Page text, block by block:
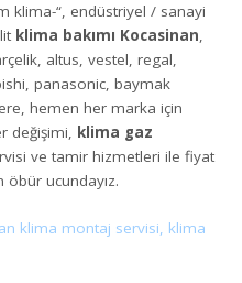
klima-“, endüstriyel / sanayi
klima bakımı Kocasinan,
altus, vestel, regal,
panasonic, baymak
hemen her marka için
değişimi, klima gaz
ve tamir hizmetleri ile fiyat
ucundayız.
klima montaj servisi, klima